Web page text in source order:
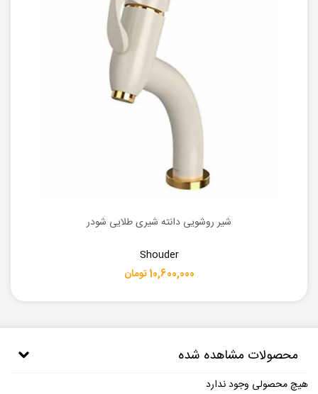
شیر روشویی دانته شیری طلایی شودر
Shouder
10,600,000 تومان
محصولات مشاهده شده
هیچ محصولی وجود ندارد